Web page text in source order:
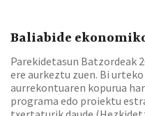
Baliabide
Parekidetasun Batzordeak
ere aurkeztu zuen. Bi
aurrekontuaren kopurua
programa edo proiektu